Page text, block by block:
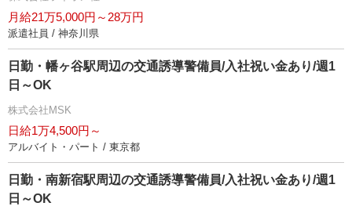
月給21万5,000円～28万円
派遣社員 / 神奈川県
日勤・幡ヶ谷駅周辺の交通誘導警備員/入社祝い金あり/週1
日～OK
株式会社MSK
日給1万4,500円～
アルバイト・パート / 東京都
日勤・南新宿駅周辺の交通誘導警備員/入社祝い金あり/週1
日～OK